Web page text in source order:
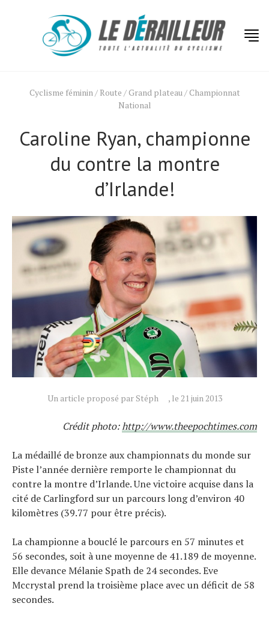
Cyclisme féminin/ Route / Grand plateau/ Championnat
National
Caroline Ryan, championne
du contre la montre
d’Irlande!
Un article proposé par Stéph , le 21 juin 2013
Crédit photo:http://www.theepochtimes.com
La médaillé de bronze aux championnats du monde sur
Piste l’année dernière remporte le championnat du
contre la montre d’Irlande. Une victoire acquise dans la
cité de Carlingford sur un parcours long d’environ 40
kilomètres (39.77 pour être précis).
La championne a bouclé le parcours en 57 minutes et
56 secondes, soit à une moyenne de 41.189 de moyenne.
Elle devance Mélanie Spath de 24 secondes. Eve
Mccrystal prend la troisième place avec un déficit de 58
secondes.
Actualités
Technologies
Tests de produits
Conseils
Tous nos articles
À propos